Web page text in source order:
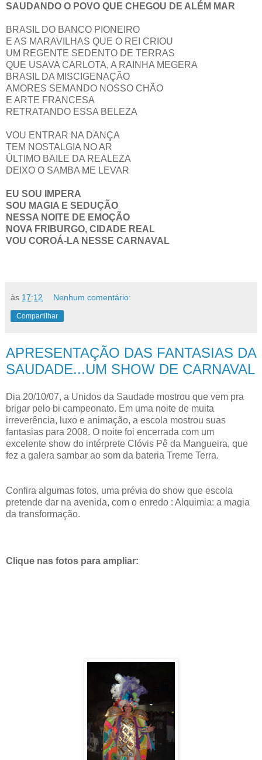
SAUDANDO O POVO QUE CHEGOU DE ALÉM MAR
BRASIL DO BANCO PIONEIRO
E AS MARAVILHAS QUE O REI CRIOU
UM REGENTE SEDENTO DE TERRAS
QUE USAVA CARLOTA, A RAINHA MEGERA
BRASIL DA MISCIGENAÇÃO
AMORES SEMANDO NOSSO CHÃO
E ARTE FRANCESA
RETRATANDO ESSA BELEZA
VOU ENTRAR NA DANÇA
TEM NOSTALGIA NO AR
ÚLTIMO BAILE DA REALEZA
DEIXO O SAMBA ME LEVAR
EU SOU IMPERA
SOU MAGIA E SEDUÇÃO
NESSA NOITE DE EMOÇÃO
NOVA FRIBURGO, CIDADE REAL
VOU COROÁ-LA NESSE CARNAVAL
às 17:12 Nenhum comentário:
Compartilhar
APRESENTAÇÃO DAS FANTASIAS DA
SAUDADE...UM SHOW DE CARNAVAL
Dia 20/10/07, a Unidos da Saudade mostrou que vem pra
brigar pelo bi campeonato. Em uma noite de muita
irreverência, luxo e animação, a escola mostrou suas
fantasias para 2008. O noite foi encerrada com um
excelente show do intérprete Clóvis Pê da Mangueira, que
fez a galera sambar ao som da bateria Treme Terra.
Confira algumas fotos, uma prévia do show que escola
pretende dar na avenida, com o enredo : Alquimia: a magia
da transformação.
Clique nas fotos para ampliar: